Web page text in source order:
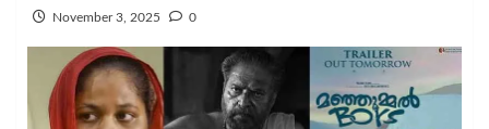
November 3, 2025 0